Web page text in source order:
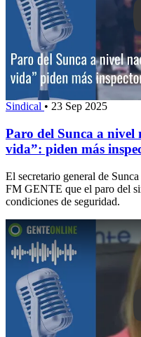
Sindical • 23 Sep 2025
Paro del Sunca a nivel
vida”: piden más
El secretario general de
FM GENTE que el paro del
condiciones de seguridad.